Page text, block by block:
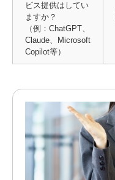
ビス提供はしてい
ますか？
（例：ChatGPT、
Claude、Microsoft
Copilot等）